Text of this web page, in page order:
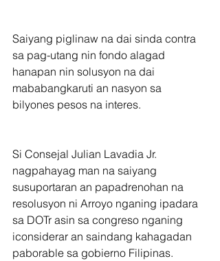
Saiyang piglinaw na dai sinda contra
sa pag-utang nin fondo alagad
hanapan nin solusyon na dai
mababangkaruti an nasyon sa
bilyones pesos na interes.
Si Consejal Julian Lavadia Jr.
nagpahayag man na saiyang
susuportaran an papadrenohan na
resolusyon ni Arroyo nganing ipadara
sa DOTr asin sa congreso nganing
iconsiderar an saindang kahagadan
paborable sa gobierno Filipinas.